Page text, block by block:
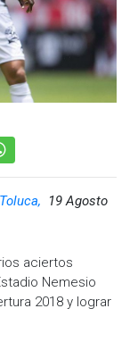
19 Agosto
aciertos
Nemesio
2018 y lograr